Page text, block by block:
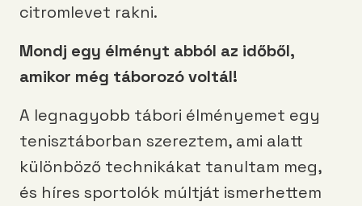
citromlevet rakni.
Mondj egy élményt abból az időből,
amikor még táborozó voltál!
A legnagyobb tábori élményemet egy
tenisztáborban szereztem, ami alatt
különböző technikákat tanultam meg,
és híres sportolók múltját ismerhettem